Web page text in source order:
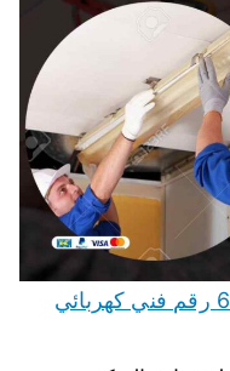
كهربائي منازل القصر 66409555 رقم فني كهربائي